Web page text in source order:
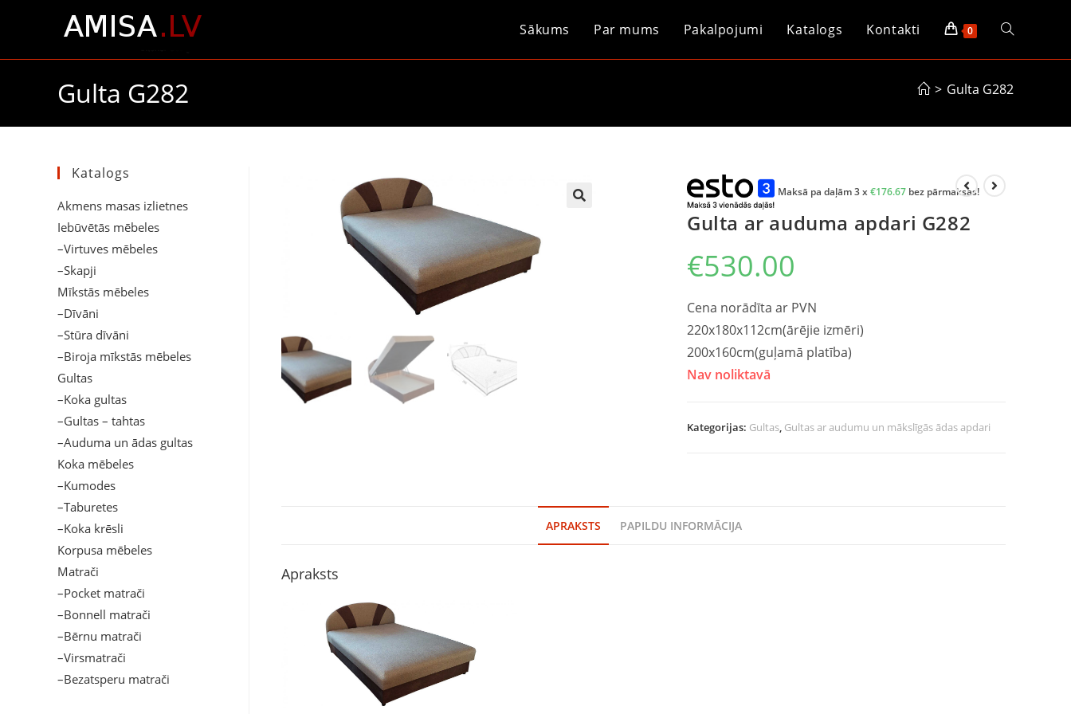
Sākums Par mums Pakalpojumi Katalogs Kontakti 0
Gulta G282 > Gulta G282
Maksā pa daļām 3 x€176.67 bez pārmaksas!
Gulta ar auduma apdari G282
€530.00
Cena norādīta ar PVN
220x180x112cm(ārējie izmēri)
200x160cm(guļamā platība)
Nav noliktavā
Kategorijas: Gultas, Gultas ar audumu un mākslīgās ādas apdari
APRAKSTS PAPILDU INFORMĀCIJA
Apraksts
Katalogs
Akmens masas izlietnes
Iebūvētās mēbeles
–Virtuves mēbeles
–Skapji
Mīkstās mēbeles
–Dīvāni
–Stūra dīvāni
–Biroja mīkstās mēbeles
Gultas
–Koka gultas
–Gultas – tahtas
–Auduma un ādas gultas
Koka mēbeles
–Kumodes
–Taburetes
–Koka krēsli
Korpusa mēbeles
Matrači
–Pocket matrači
–Bonnell matrači
–Bērnu matrači
–Virsmatrači
–Bezatsperu matrači